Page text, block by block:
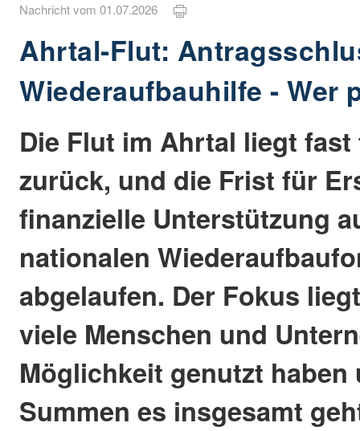
Nachricht vom 01.07.2026
Ahrtal-Flut:
Wiederaufbauhilfe - Wer
Die Flut im Ahrtal liegt
zurück, und die Frist für
finanzielle Unterstützung
nationalen
abgelaufen. Der Fokus
viele Menschen und
Möglichkeit genutzt haben
Summen es insgesamt